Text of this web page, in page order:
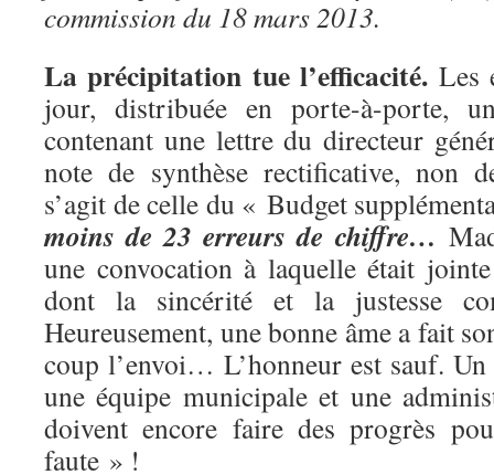
commission du 18 mars 2013.
La précipitation tue l’efficacité. Les
jour, distribuée en porte-à-porte,
contenant une lettre du directeur
note de synthèse rectificative, non
s’agit de celle du « Budget
moins de 23 erreurs de chiffre…
une convocation à laquelle était
dont la sincérité et la justesse
Heureusement, une bonne âme a fait
coup l’envoi… L’honneur est sauf.
une équipe municipale et une
doivent encore faire des progrès
faute » !